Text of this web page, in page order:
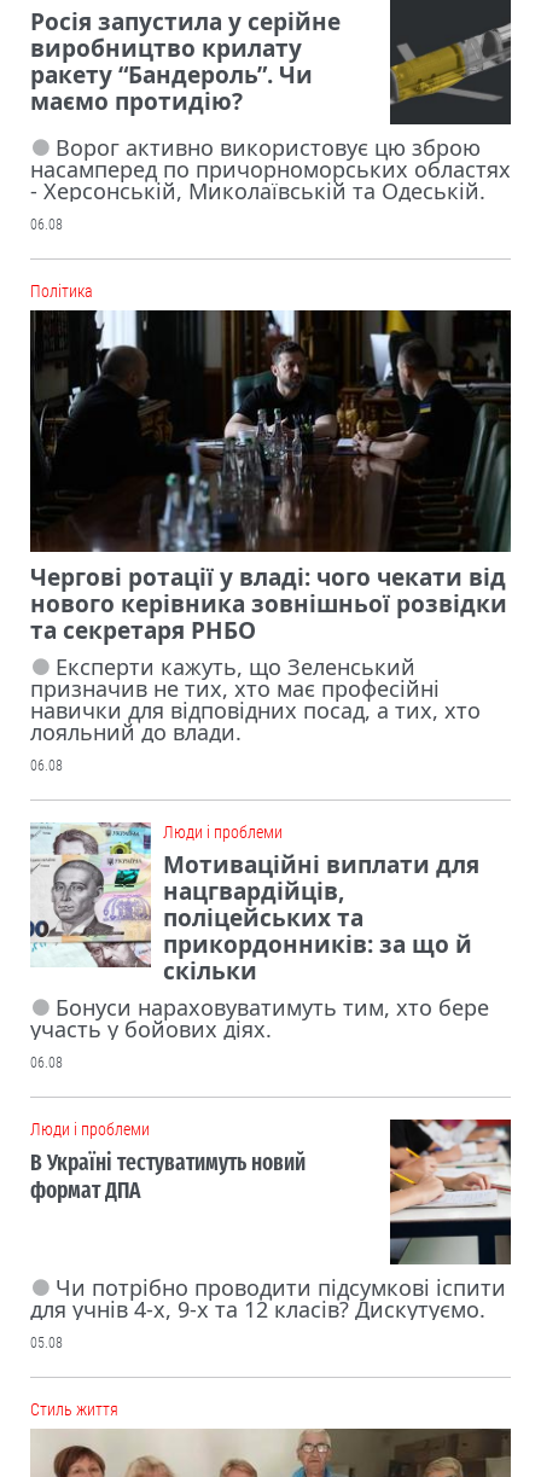
Росія запустила у серійне
виробництво крилату
ракету “Бандероль”. Чи
маємо протидію?
Ворог активно використовує цю зброю
насамперед по причорноморських областях
- Херсонській, Миколаївській та Одеській.
06.08
Політика
Чергові ротації у владі: чого чекати від
нового керівника зовнішньої розвідки
та секретаря РНБО
Експерти кажуть, що Зеленський
призначив не тих, хто має професійні
навички для відповідних посад, а тих, хто
лояльний до влади.
06.08
Люди і проблеми
Мотиваційні виплати для
нацгвардійців,
поліцейських та
прикордонників: за що й
скільки
Бонуси нараховуватимуть тим, хто бере
участь у бойових діях.
06.08
Люди і проблеми
В Україні тестуватимуть новий
формат ДПА
Чи потрібно проводити підсумкові іспити
для учнів 4-х, 9-х та 12 класів? Дискутуємо.
05.08
Cтиль життя